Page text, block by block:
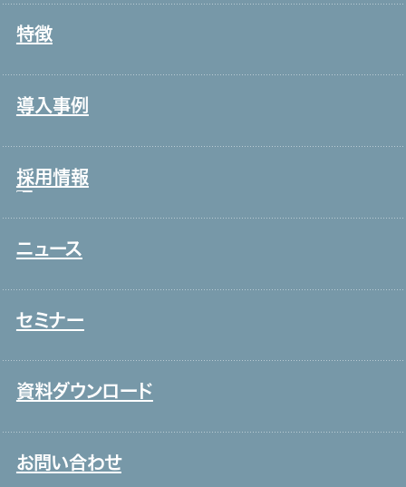
事業戦略・事業領域
ブランド理念
沿革
コールセンター・オフィスワーク
製造・工場
宿泊・外食
営業
外国人雇用
特徴
導入事例
採用情報
新卒採用
中途採用
ニュース
セミナー
資料ダウンロード
お問い合わせ